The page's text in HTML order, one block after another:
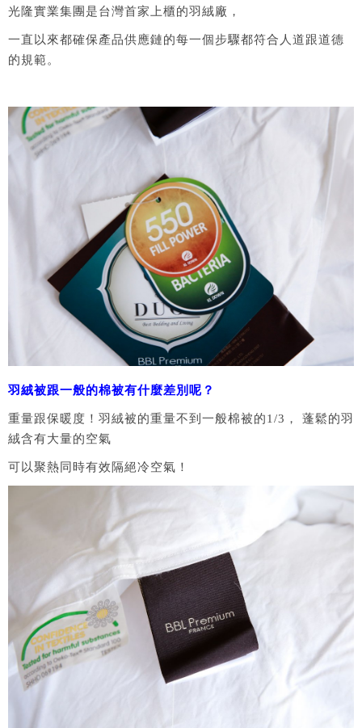
光隆實業集團是台灣首家上櫃的羽絨廠，
一直以來都確保產品供應鏈的每一個步驟都符合人道跟道德
的規範。
羽絨被跟一般的棉被有什麼差別呢？
重量跟保暖度！羽絨被的重量不到一般棉被的1/3， 蓬鬆的羽
絨含有大量的空氣
可以聚熱同時有效隔絕冷空氣！